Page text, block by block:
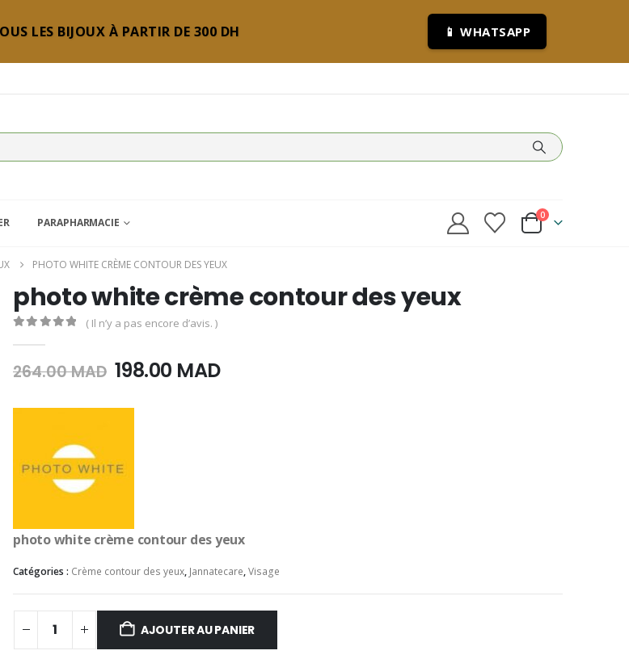
LES BIJOUX À PARTIR DE 300 DH 📱 WHATSAPP
PARAPHARMACIE
0
PHOTO WHITE CRÈME CONTOUR DES YEUX
photo white crème contour des yeux
( Il n’y a pas encore d’avis. )
264.00MAD Le
initial
MAD.
198.00 MADLe
photo white crème contour des yeux
Catégories : Crème contour des yeux, Jannatecare,Visage
AJOUTER AU PANIER